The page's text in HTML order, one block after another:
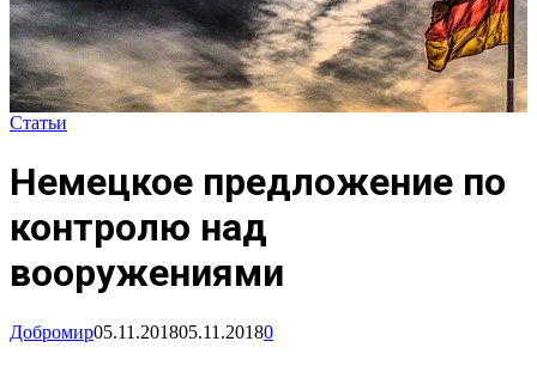
Статьи
Немецкое предложение по
контролю над
вооружениями
Добромир05.11.201805.11.20180